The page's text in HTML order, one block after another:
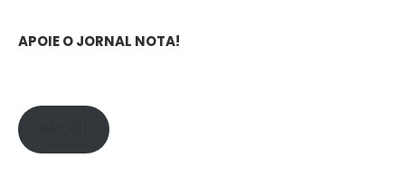
APOIE O JORNAL NOTA!